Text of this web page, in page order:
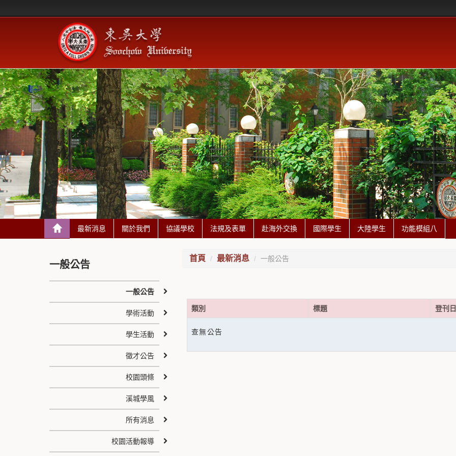
最新消息 關於我們 協議學校 法規及表單 赴海外交換 國際學生 大陸學生 功能模組八
首頁 最新消息 一般公告
類別 標題 登刊
查無公告
一般公告
一般公告
學術活動
學生活動
徵才公告
校園頭條
溪城學風
所有消息
校園活動報導